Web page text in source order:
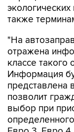
также
"На
отражена
классе такого
Информация
представлена
позволит
выбор при